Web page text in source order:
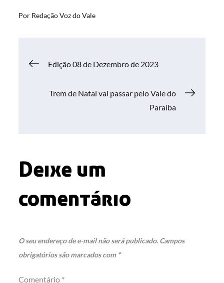
Por Redação Voz do Vale
Navegação
de
Edição 08 de Dezembro de 2023
Trem de Natal vai passar pelo Vale do
Paraíba
Deixe um
comentário
O seu endereço de e-mail não será publicado. Campos
obrigatórios são marcados com *
Comentário *